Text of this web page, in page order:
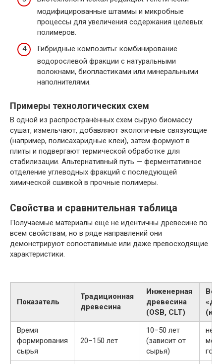
модифицированные штаммы и микробные
процессы для увеличения содержания целевых
полимеров.
Гибридные композиты: комбинирование
водорослевой фракции с натуральными
волокнами, биопластиками или минеральными
наполнителями.
Примеры технологических схем
В одной из распространённых схем сырую биомассу
сушат, измельчают, добавляют экологичные связующие
(например, полисахаридные клеи), затем формуют в
плиты и подвергают термической обработке для
стабилизации. Альтернативный путь — ферментативное
отделение углеводных фракций с последующей
химической сшивкой в прочные полимеры.
Свойства и сравнительная таблица
Получаемые материалы ещё не идентичны древесине по
всем свойствам, но в ряде направлений они
демонстрируют сопоставимые или даже превосходящие
характеристики.
Показатель
Традиционная
древесина
Инженерная
древесина
(OSB, CLT)
Время
формирования
сырья
20–150 лет
10–50 лет
(зависит от
сырья)
года